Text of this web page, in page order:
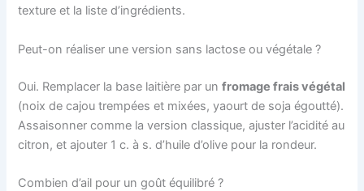
texture et la liste d’ingrédients.
Peut-on réaliser une version sans lactose ou végétale ?
Oui. Remplacer la base laitière par unfromage frais végétal
(noix de cajou trempées et mixées, yaourt de soja égoutté).
Assaisonner comme la version classique, ajuster l’acidité au
citron, et ajouter 1 c. à s. d’huile d’olive pour la rondeur.
Combien d’ail pour un goût équilibré ?